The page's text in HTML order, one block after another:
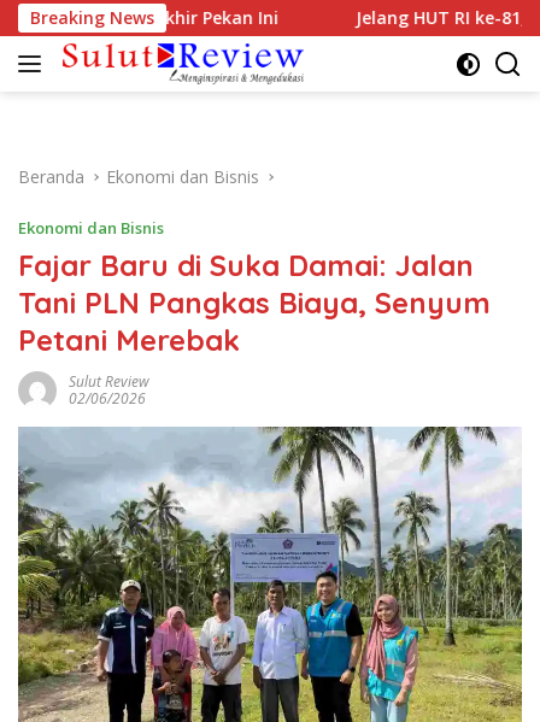
Langsung
ke
konten
Breaking News
Normal Akhir Pekan Ini Jelang HUT RI ke-81, PLN
Beranda Ekonomi dan Bisnis
Ekonomi dan Bisnis
Fajar Baru di Suka Damai: Jalan
Tani PLN Pangkas Biaya, Senyum
Petani Merebak
Sulut Review
02/06/2026